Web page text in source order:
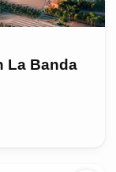
La Banda